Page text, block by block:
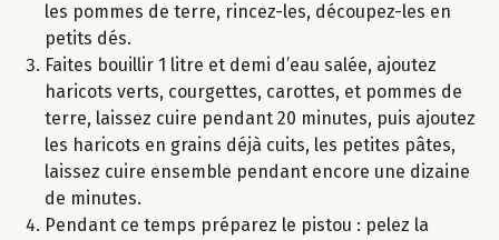
les pommes de terre, rincez-les, découpez-les en
petits dés.
Faites bouillir 1 litre et demi d’eau salée, ajoutez
haricots verts, courgettes, carottes, et pommes de
terre, laissez cuire pendant 20 minutes, puis ajoutez
les haricots en grains déjà cuits, les petites pâtes,
laissez cuire ensemble pendant encore une dizaine
de minutes.
Pendant ce temps préparez le pistou : pelez la